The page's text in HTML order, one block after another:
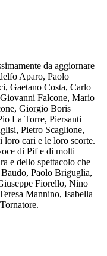
da aggiornare
Aparo, Paolo
Gaetano Costa, Carlo
Falcone, Mario
Giorgio Boris
La Torre, Piersanti
Pietro Scaglione,
loro cari e le loro scorte.
di Pif e di molti
e dello spettacolo che
Paolo Briguglia,
Fiorello, Nino
Mannino, Isabella